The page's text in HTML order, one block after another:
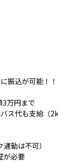
振込が可能！
万円まで
ス代も支給（
勤は不可）
が必要